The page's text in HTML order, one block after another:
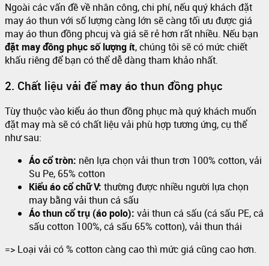
Ngoài các vấn đề về nhân công, chi phí, nếu quý khách đặt
may áo thun với số lượng càng lớn sẽ càng tối ưu được giá
may áo thun đồng phcuj và giá sẽ rẻ hơn rất nhiều. Nếu bạn
đặt may đồng phục số lượng ít, chúng tôi sẽ có mức chiết
khấu riêng để bạn có thể dễ dàng tham khảo nhất.
2. Chất liệu vải để may áo thun đồng phục
Tùy thuộc vào kiểu áo thun đồng phục mà quý khách muốn
đặt may mà sẽ có chất liệu vải phù hợp tương ứng, cụ thể
như sau:
Áo cổ tròn: nên lựa chọn vải thun trơn 100% cotton, vải
Su Pe, 65% cotton
Kiểu áo cổ chữ V: thường được nhiều người lựa chọn
may bằng vải thun cá sấu
Áo thun cổ trụ (áo polo): vải thun cá sấu (cá sấu PE, cá
sấu cotton 100%, cá sấu 65% cotton), vải thun thái
=> Loại vải có % cotton càng cao thì mức giá cũng cao hơn.